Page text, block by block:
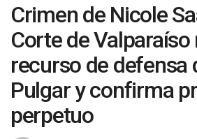
Crimen de Nicole
Corte de Valparaíso
recurso de defensa
Pulgar y confirma
perpetuo